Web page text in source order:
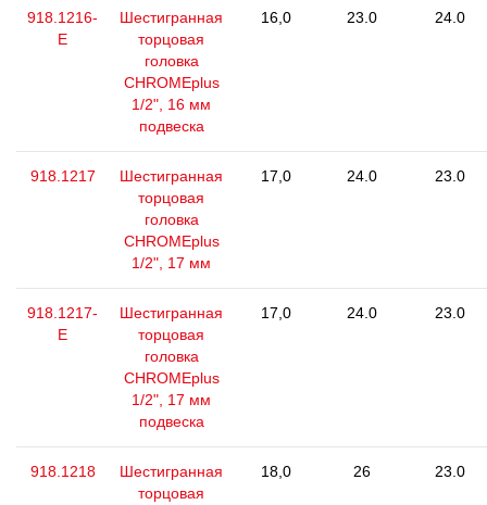
918.1216-
E
Шестигранная
торцовая
головка
CHROMEplus
1/2", 16 мм
подвеска
16,0 23.0 24.0
918.1217
Шестигранная
торцовая
головка
CHROMEplus
1/2", 17 мм
17,0 24.0 23.0
918.1217-
E
Шестигранная
торцовая
головка
CHROMEplus
1/2", 17 мм
подвеска
17,0 24.0 23.0
918.1218
Шестигранная
торцовая
18,0 26 23.0